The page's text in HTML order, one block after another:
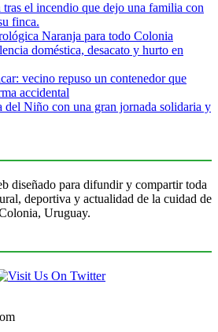
el incendio que dejo una familia con
finca.
Naranja para todo Colonia
doméstica, desacato y hurto en
vecino repuso un contenedor que
accidental
del Niño con una gran jornada solidaria y
diseñado para difundir y compartir toda
deportiva y actualidad de la cuidad de
Uruguay.